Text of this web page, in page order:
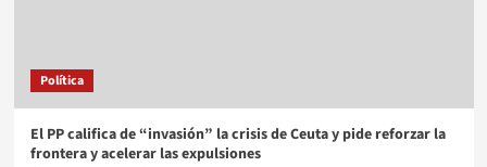
Política
El PP califica de “invasión” la crisis de Ceuta y pide reforzar la
frontera y acelerar las expulsiones